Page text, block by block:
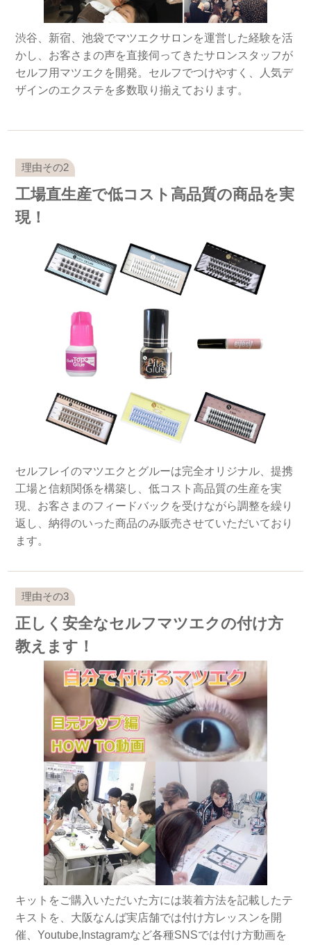
渋谷、新宿、池袋でマツエクサロンを運営した経験を活
かし、お客さまの声を直接伺ってきたサロンスタッフが
セルフ用マツエクを開発。セルフでつけやすく、人気デ
ザインのエクステを多数取り揃えております。
工場直生産で低コスト高品質の商品を実
現！
セルフレイのマツエクとグルーは完全オリジナル、提携
工場と信頼関係を構築し、低コスト高品質の生産を実
現、お客さまのフィードバックを受けながら調整を繰り
返し、納得のいった商品のみ販売させていただいており
ます。
正しく安全なセルフマツエクの付け方
教えます！
キットをご購入いただいた方には装着方法を記載したテ
キストを、大阪なんば実店舗では付け方レッスンを開
催、Youtube,Instagramなど各種SNSでは付け方動画を